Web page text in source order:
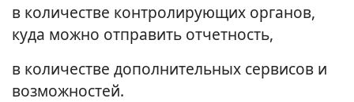
в количестве контролирующих органов,
куда можно отправить отчетность,
в количестве дополнительных сервисов и
возможностей.